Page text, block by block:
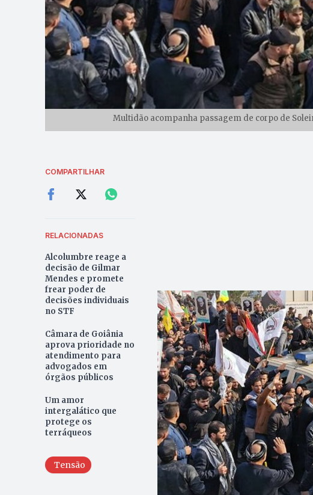
Multidão acompanha passagem de corpo de
COMPARTILHAR
RELACIONADAS
Alcolumbre reage a
decisão de Gilmar
Mendes e promete
frear poder de
decisões individuais
no STF
Câmara de Goiânia
aprova prioridade no
atendimento para
advogados em
órgãos públicos
Um amor
intergalático que
protege os
terráqueos
Tensão